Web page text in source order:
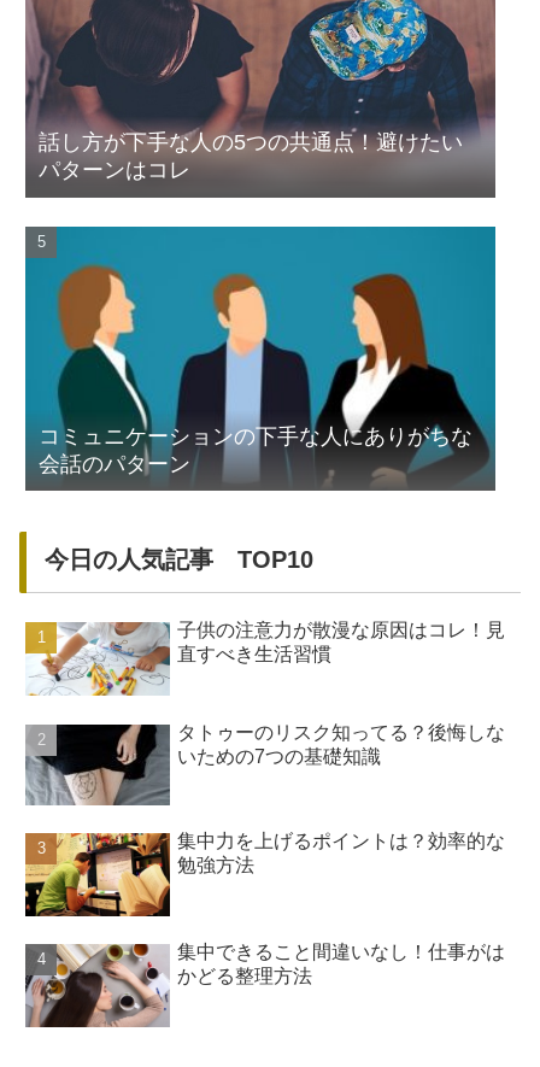
話し方が下手な人の5つの共通点！避けたい
パターンはコレ
コミュニケーションの下手な人にありがちな
会話のパターン
今日の人気記事 TOP10
子供の注意力が散漫な原因はコレ！見
直すべき生活習慣
タトゥーのリスク知ってる？後悔しな
いための7つの基礎知識
集中力を上げるポイントは？効率的な
勉強方法
集中できること間違いなし！仕事がは
かどる整理方法